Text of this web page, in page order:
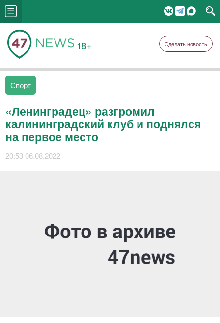
18+ Сделать новость
Спорт
«Ленинградец» разгромил
калининградский клуб и поднялся
на первое место
20:53 06.08.2022